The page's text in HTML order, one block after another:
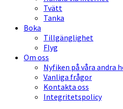
Tvätt
Tanka
Boka
Tillgänglighet
Flyg
Om oss
Nyfiken på våra andra
Vanliga frågor
Kontakta oss
Integritetspolicy